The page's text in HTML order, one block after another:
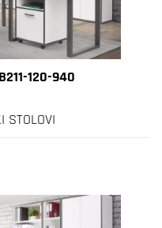
120-940
STOLOVI